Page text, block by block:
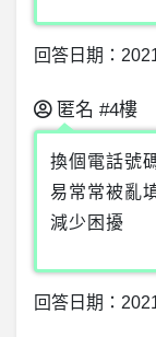
回答日期：
匿名 #4樓
換個電話號
易常常被亂
減少困擾
回答日期：